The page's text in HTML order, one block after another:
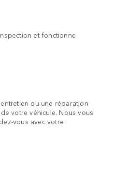
et fonctionne
ou une réparation
votre véhicule. Nous vous
vous avec votre